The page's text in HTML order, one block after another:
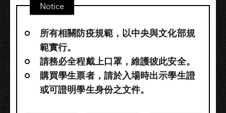
Notice
所有相關防疫規範，以中央與文化部規
範實行。
請務必全程戴上口罩，維護彼此安全。
購買學生票者，請於入場時出示學生證
或可證明學生身份之文件。